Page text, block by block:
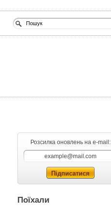
Розсилка оновлень на e-mail:
Поїхали